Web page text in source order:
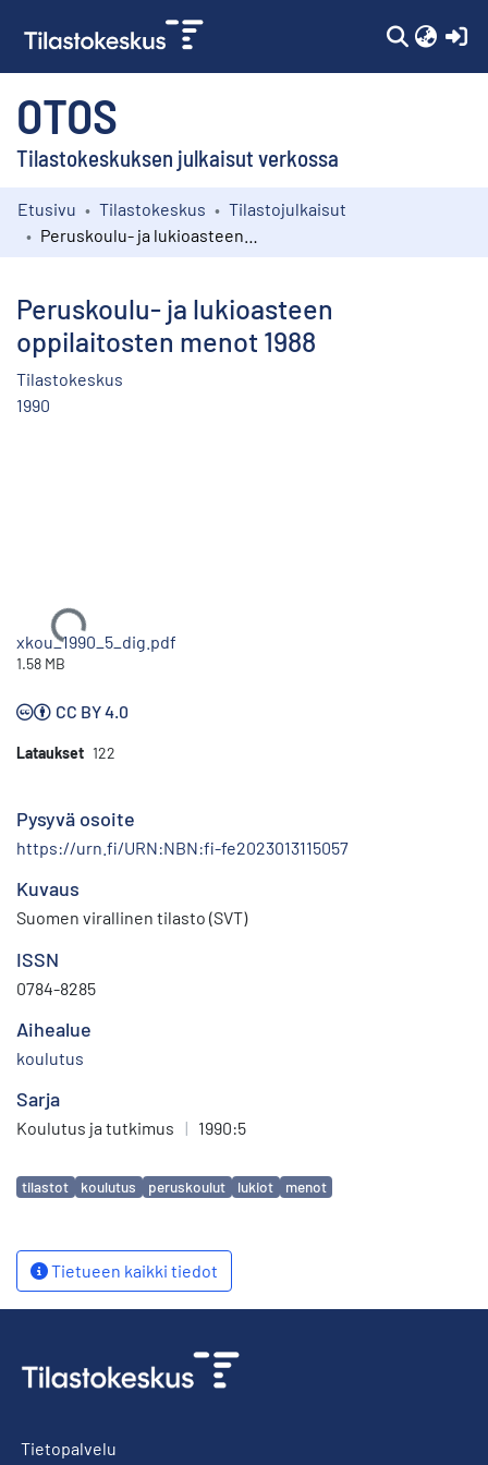
OTOS
Tilastokeskuksen julkaisut verkossa
Kokoelmat
Etusivu Tilastokeskus
Tilastojulkaisut
Peruskoulu- ja lukioasteen
oppilaitosten menot 1988
Tilastokeskus
1990
Ladataan...
xkou_1990_5_dig.pdf
1.58 MB
CC BY 4.0
Lataukset 122
Pysyvä osoite
https://urn.fi/URN:NBN:fi-fe2023013115057
Kuvaus
Suomen virallinen tilasto (SVT)
ISSN
0784-8285
Aihealue
koulutus
Sarja
Koulutus ja tutkimus | 1990:5
Avainsanat
tilastot koulutus peruskoulut lukiot menot
Tietueen kaikki tiedot
Tietopalvelu